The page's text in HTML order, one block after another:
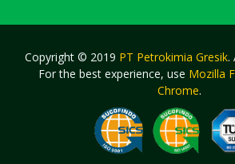
Copyright © 2019 PT Petrokimia Gresik.
For the best experience, use Mozilla
Chrome.